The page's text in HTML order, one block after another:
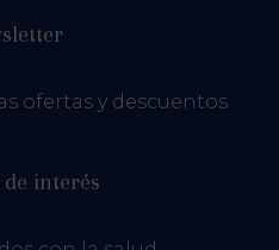
ofertas y descuentos
de interés